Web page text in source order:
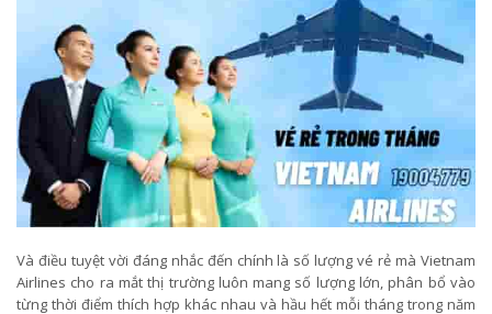
Và điều tuyệt vời đáng nhắc đến chính là số lượng vé rẻ mà Vietnam
Airlines cho ra mắt thị trường luôn mang số lượng lớn, phân bổ vào
từng thời điểm thích hợp khác nhau và hầu hết mỗi tháng trong năm